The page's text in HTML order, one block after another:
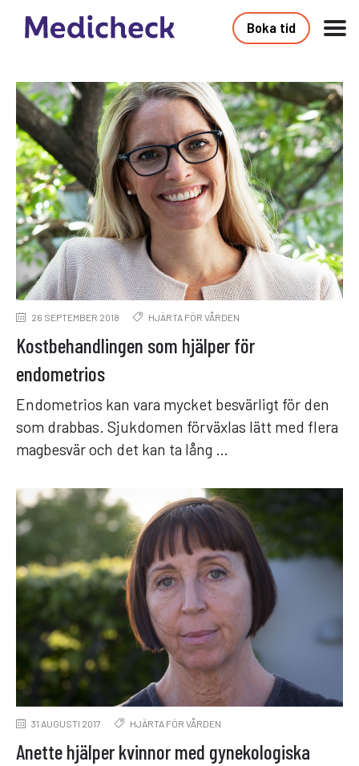
Boka tid
26 SEPTEMBER 2018 HJÄRTA FÖR VÅRDEN
Kostbehandlingen som hjälper för
endometrios
Endometrios kan vara mycket besvärligt för den
som drabbas. Sjukdomen förväxlas lätt med flera
magbesvär och det kan ta lång …
31 AUGUSTI 2017 HJÄRTA FÖR VÅRDEN
Anette hjälper kvinnor med gynekologiska